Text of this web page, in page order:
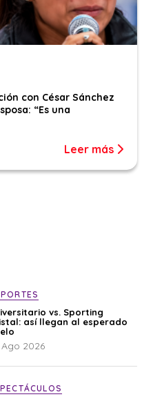
con César Sánchez
“Es una
Leer más
vs. Sporting
así llegan al esperado
Ago 2026